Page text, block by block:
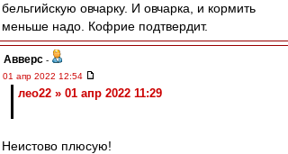
бельгийскую овчарку. И овчарка, и кормить
меньше надо. Кофрие подтвердит.
Авверс -
01 апр 2022 12:54
лео22 » 01 апр 2022 11:29
Неистово плюсую!